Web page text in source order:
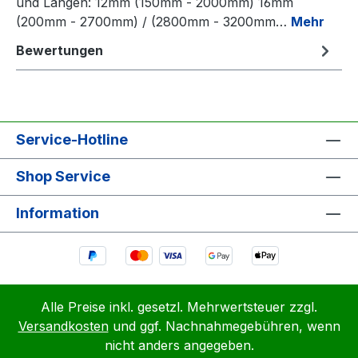
(200mm - 2700mm) / (2800mm - 3200mm… Mehr
Bewertungen
Service-Hotline
Shop Service
Information
Alle Preise inkl. gesetzl. Mehrwertsteuer zzgl.
Versandkostenund ggf. Nachnahmegebühren, wenn
nicht anders angegeben.